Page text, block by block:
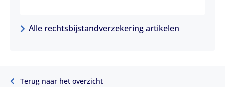
Alle rechtsbijstandverzekering artikelen
Terug naar het overzicht